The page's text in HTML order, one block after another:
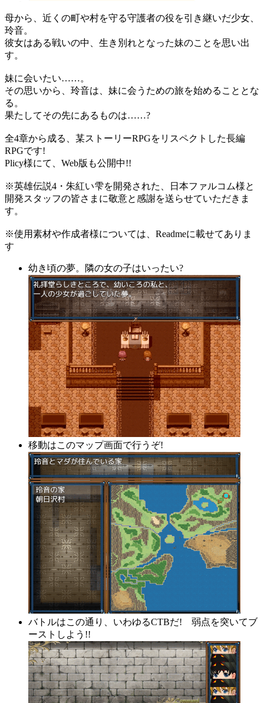
母から、近くの町や村を守る守護者の役を引き継いだ少女、
玲音。
彼女はある戦いの中、生き別れとなった妹のことを思い出
す。
妹に会いたい……。
その思いから、玲音は、妹に会うための旅を始めることとな
る。
果たしてその先にあるものは……?
全4章から成る、某ストーリーRPGをリスペクトした長編
RPGです!
Plicy様にて、Web版も公開中!!
※英雄伝説4・朱紅い雫を開発された、日本ファルコム様と
開発スタッフの皆さまに敬意と感謝を送らせていただきま
す。
※使用素材や作成者様については、Readmeに載せてありま
す
幼き頃の夢。隣の女の子はいったい?
移動はこのマップ画面で行うぞ!
バトルはこの通り、いわゆるCTBだ! 弱点を突いてブ
ーストしよう!!